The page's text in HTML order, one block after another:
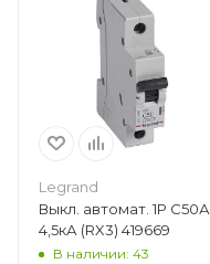
Legrand
Выкл. автомат. 1Р С50А
4,5кА (RX3) 419669
В наличии: 43